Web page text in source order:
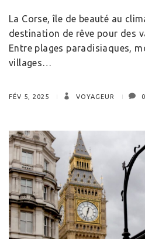
La Corse, île de beauté au
destination de rêve pour des
Entre plages paradisiaques,
villages…
FÉV 5, 2025 VOYAGEUR 0